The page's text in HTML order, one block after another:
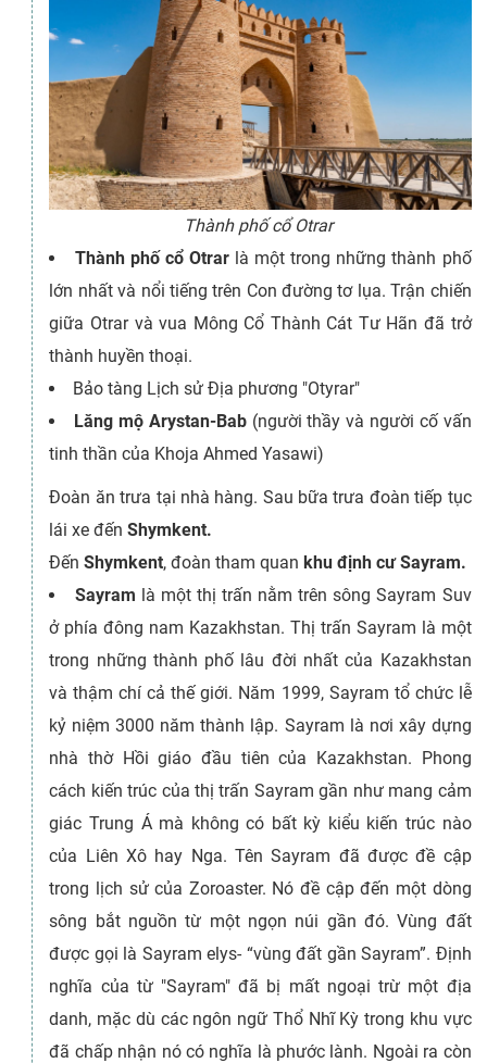
Thành phố cổ Otrar
Thành phố cổ Otrar là một trong những thành phố
lớn nhất và nổi tiếng trên Con đường tơ lụa. Trận chiến
giữa Otrar và vua Mông Cổ Thành Cát Tư Hãn đã trở
thành huyền thoại.
Bảo tàng Lịch sử Địa phương "Otyrar"
Lăng mộ Arystan-Bab(người thầy và người cố vấn
tinh thần của Khoja Ahmed Yasawi)
Đoàn ăn trưa tại nhà hàng. Sau bữa trưa đoàn tiếp tục
lái xe đếnShymkent.
ĐếnShymkent, đoàn tham quan khu định cư Sayram.
Sayram là một thị trấn nằm trên sông Sayram Suv
ở phía đông nam Kazakhstan. Thị trấn Sayram là một
trong những thành phố lâu đời nhất của Kazakhstan
và thậm chí cả thế giới. Năm 1999, Sayram tổ chức lễ
kỷ niệm 3000 năm thành lập. Sayram là nơi xây dựng
nhà thờ Hồi giáo đầu tiên của Kazakhstan. Phong
cách kiến trúc của thị trấn Sayram gần như mang cảm
giác Trung Á mà không có bất kỳ kiểu kiến trúc nào
của Liên Xô hay Nga. Tên Sayram đã được đề cập
trong lịch sử của Zoroaster. Nó đề cập đến một dòng
sông bắt nguồn từ một ngọn núi gần đó. Vùng đất
được gọi là Sayram elys- “vùng đất gần Sayram”. Định
nghĩa của từ "Sayram" đã bị mất ngoại trừ một địa
danh, mặc dù các ngôn ngữ Thổ Nhĩ Kỳ trong khu vực
đã chấp nhận nó có nghĩa là phước lành. Ngoài ra còn